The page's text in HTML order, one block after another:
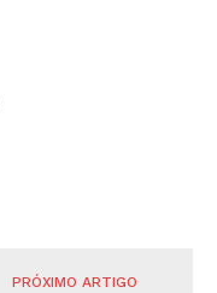
PRÓXIMO ARTIGO